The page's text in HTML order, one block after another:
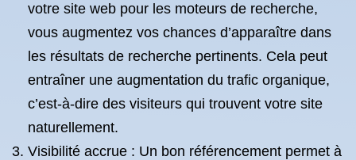
votre site web pour les moteurs de recherche,
vous augmentez vos chances d’apparaître dans
les résultats de recherche pertinents. Cela peut
entraîner une augmentation du trafic organique,
c’est-à-dire des visiteurs qui trouvent votre site
naturellement.
Visibilité accrue : Un bon référencement permet à